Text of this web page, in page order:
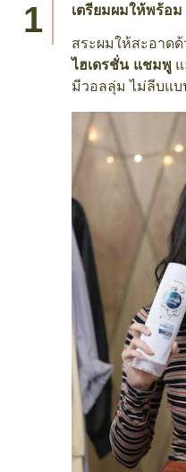
เตรียมผมให้พร้อม
สระผมให้สะอาดด้
ไฮเดรชั่น แชมพู
มีวอลลุ่ม ไม่ลีบแ